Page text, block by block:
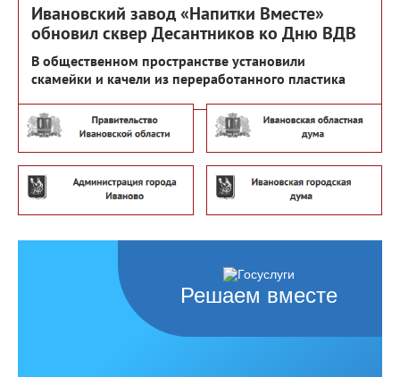
Ивановский завод «Напитки Вместе»
обновил сквер Десантников ко Дню ВДВ
В общественном пространстве установили
скамейки и качели из переработанного пластика
Решаем вместе